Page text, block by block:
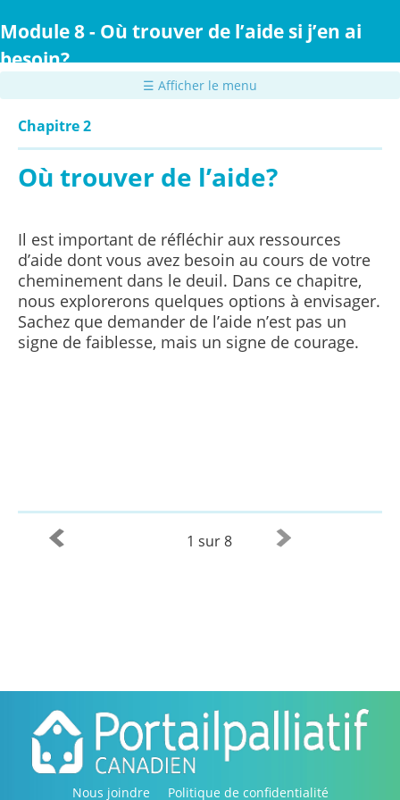
au
principal
Module 8 - Où trouver de l’aide si j’en ai
besoin?
☰ Afficher le menu
Chapitre 2
Où trouver de l’aide?
Il est important de réfléchir aux ressources
d’aide dont vous avez besoin au cours de votre
cheminement dans le deuil. Dans ce chapitre,
nous explorerons quelques options à envisager.
Sachez que demander de l’aide n’est pas un
signe de faiblesse, mais un signe de courage.
1 sur 8
Nous joindre Politique de confidentialité